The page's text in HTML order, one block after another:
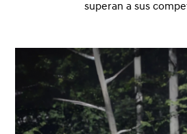
superan a sus